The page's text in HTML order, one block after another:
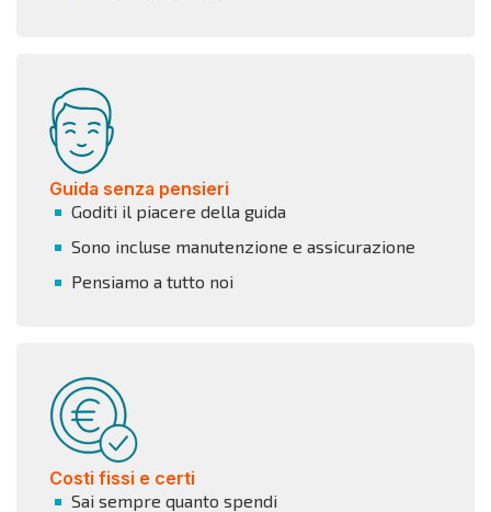
Guida senza pensieri
Goditi il piacere della guida
Sono incluse manutenzione e assicurazione
Pensiamo a tutto noi
Costi fissi e certi
Sai sempre quanto spendi